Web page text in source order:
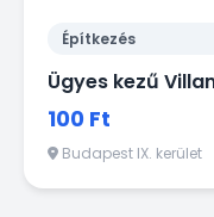
Építkezés
100 Ft
Budapest IX. kerület